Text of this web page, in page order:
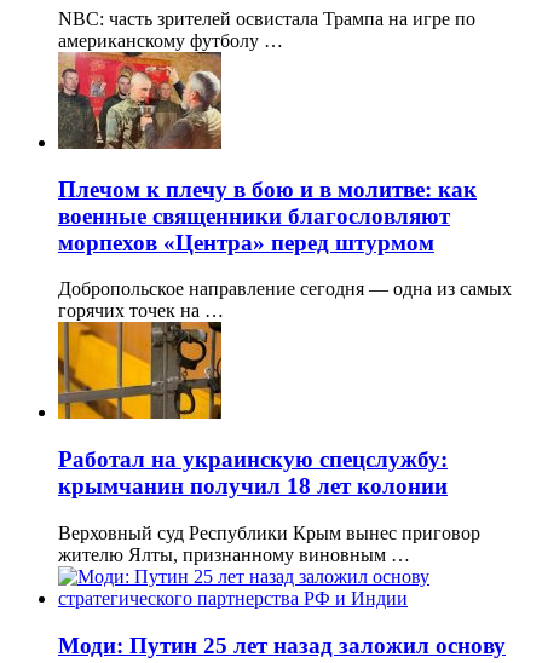
NBC: часть зрителей освистала Трампа на игре по
американскому футболу …
Плечом к плечу в бою и в молитве: как
военные священники благословляют
морпехов «Центра» перед штурмом
Добропольское направление сегодня — одна из самых
горячих точек на …
Работал на украинскую спецслужбу:
крымчанин получил 18 лет колонии
Верховный суд Республики Крым вынес приговор
жителю Ялты, признанному виновным …
Моди: Путин 25 лет назад заложил основу